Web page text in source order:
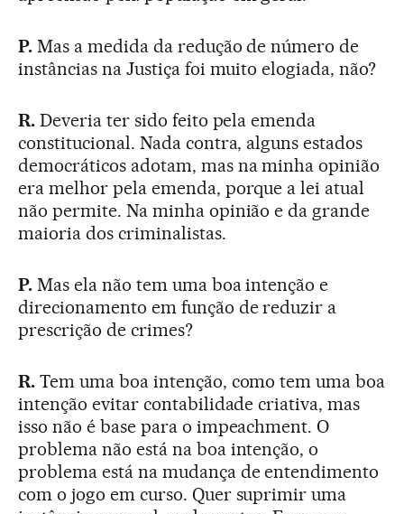
P.Mas a medida da redução de número de
instâncias na Justiça foi muito elogiada, não?
R.Deveria ter sido feito pela emenda
constitucional. Nada contra, alguns estados
democráticos adotam, mas na minha opinião
era melhor pela emenda, porque a lei atual
não permite. Na minha opinião e da grande
maioria dos criminalistas.
P.Mas ela não tem uma boa intenção e
direcionamento em função de reduzir a
prescrição de crimes?
R.Tem uma boa intenção, como tem uma boa
intenção evitar contabilidade criativa, mas
isso não é base para o impeachment. O
problema não está na boa intenção, o
problema está na mudança de entendimento
com o jogo em curso. Quer suprimir uma